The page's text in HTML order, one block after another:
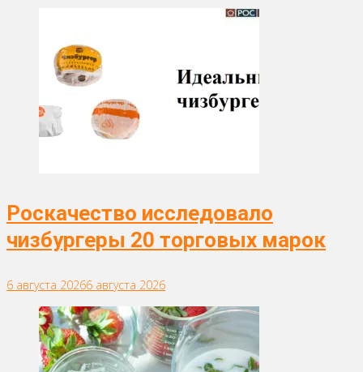
Роскачество исследовало
чизбургеры 20 торговых марок
6 августа 20266 августа 2026